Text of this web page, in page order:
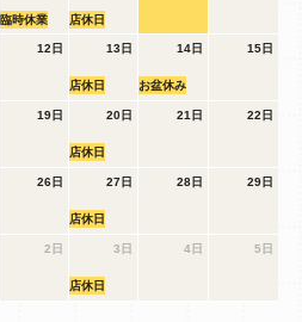
臨時休業 店休日
12日 13日
店休日
14日
お盆休み
15日
19日 20日
店休日
21日 22日
26日 27日
店休日
28日 29日
2日 3日
店休日
4日 5日